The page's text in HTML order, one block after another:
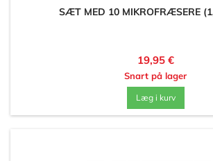
SÆT MED 10 MIKROFRÆSERE
Pris
19,95 €
Snart på lager
Læg i kurv